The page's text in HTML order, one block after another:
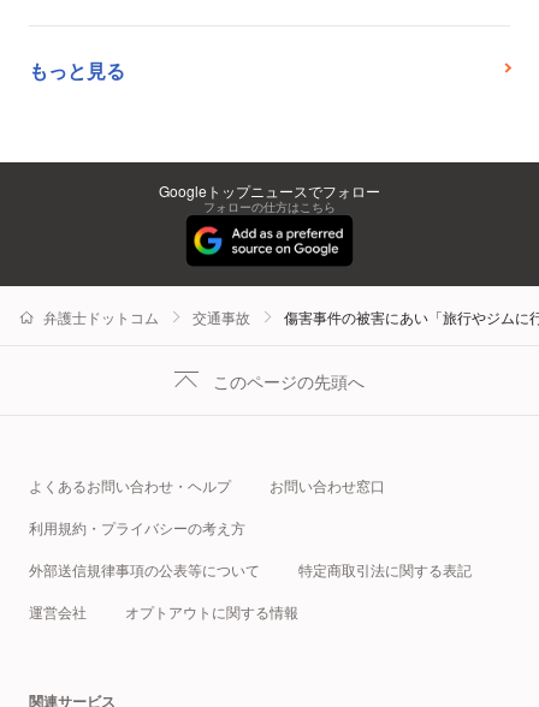
もっと見る
Googleトップニュースでフォロー
フォローの仕方はこちら
弁護士ドットコム 交通事故 傷害事件の被害にあい「旅行やジム
このページの先頭へ
よくあるお問い合わせ・ヘルプ お問い合わせ窓口
利用規約・プライバシーの考え方
外部送信規律事項の公表等について 特定商取引法に関する表記
運営会社 オプトアウトに関する情報
関連サービス